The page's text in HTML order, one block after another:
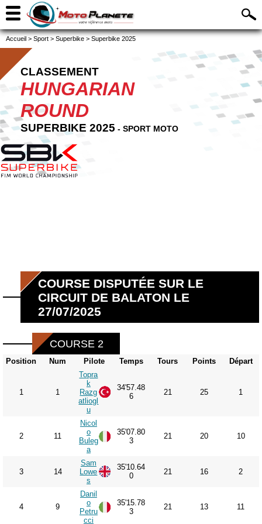
Accueil > Sport > Superbike > Superbike 2025
CLASSEMENT
HUNGARIAN
ROUND
SUPERBIKE 2025 - SPORT MOTO
COURSE DISPUTÉE SUR LE
CIRCUIT DE BALATON LE
27/07/2025
COURSE 2
Position Num Pilote Temps Tours Points Départ
1 1
Topra
k
Razg
atliogl
u
34'57.48
6
21 25 1
2 11
Nicol
o
Buleg
a
35'07.80
3
21 20 10
3 14
Sam
Lowe
s
35'10.64
0
21 16 2
4 9
Danil
o
Petru
cci
35'15.78
3
21 13 11